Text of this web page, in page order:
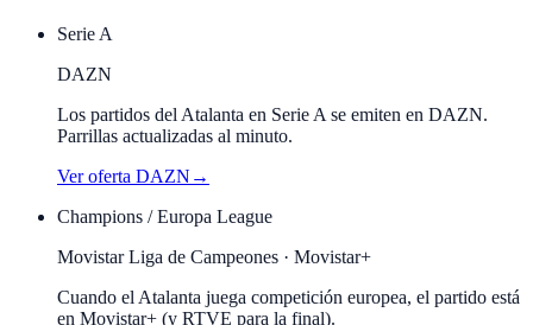
Serie A
DAZN
Los partidos del Atalanta en Serie A se emiten en DAZN.
Parrillas actualizadas al minuto.
Ver oferta DAZN →
Champions / Europa League
Movistar Liga de Campeones · Movistar+
Cuando el Atalanta juega competición europea, el partido está
en Movistar+ (y RTVE para la final).